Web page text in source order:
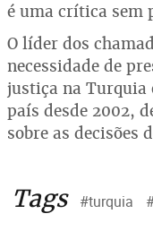
é uma crítica sem
O líder dos
necessidade de
justiça na Turquia
país desde 2002,
sobre as decisões
Tags #turquia